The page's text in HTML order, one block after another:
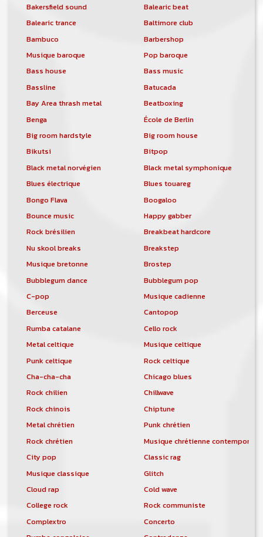
Bakersfield sound
Balearic beat
Balearic trance
Baltimore club
Bambuco
Barbershop
Musique baroque
Pop baroque
Bass house
Bass music
Bassline
Batucada
Bay Area thrash metal
Beatboxing
Benga
École de Berlin
Big room hardstyle
Big room house
Bikutsi
Bitpop
Black metal norvégien
Black metal symphonique
Blues électrique
Blues touareg
Bongo Flava
Boogaloo
Bounce music
Happy gabber
Rock brésilien
Breakbeat hardcore
Nu skool breaks
Breakstep
Musique bretonne
Brostep
Bubblegum dance
Bubblegum pop
C-pop
Musique cadienne
Berceuse
Cantopop
Rumba catalane
Cello rock
Metal celtique
Musique celtique
Punk celtique
Rock celtique
Cha-cha-cha
Chicago blues
Rock chilien
Chillwave
Rock chinois
Chiptune
Metal chrétien
Punk chrétien
Rock chrétien
Musique chrétienne
City pop
Classic rag
Musique classique
Glitch
Cloud rap
Cold wave
College rock
Rock communiste
Complextro
Concerto